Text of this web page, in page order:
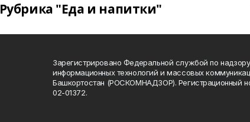
Рубрика "Еда и напитки"
Зарегистрировано Федеральной службой по
информационных технологий и массовых
Башкортостан (РОСКОМНАДЗОР). Регистрационный
02-01372.